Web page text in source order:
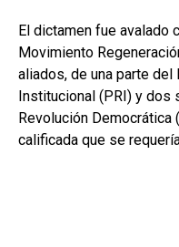
El dictamen fue avalado
Movimiento
aliados, de una parte
Institucional (PRI) y
Revolución Democrática
calificada que se